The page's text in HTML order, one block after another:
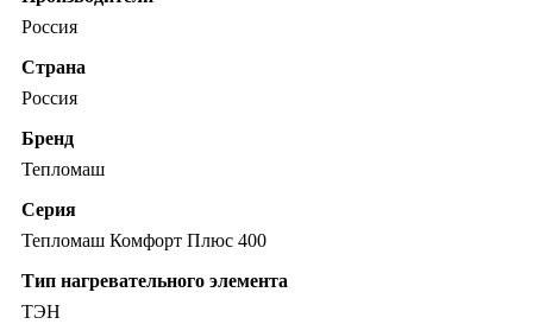
Россия
Страна
Россия
Бренд
Тепломаш
Серия
Тепломаш Комфорт Плюс 400
Тип нагревательного элемента
ТЭН